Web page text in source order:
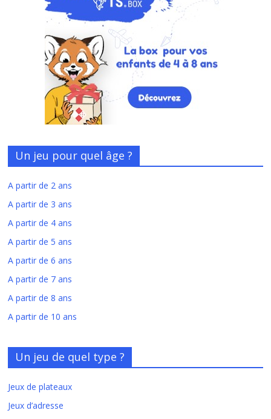
Un jeu pour quel âge ?
A partir de 2 ans
A partir de 3 ans
A partir de 4 ans
A partir de 5 ans
A partir de 6 ans
A partir de 7 ans
A partir de 8 ans
A partir de 10 ans
Un jeu de quel type ?
Jeux de plateaux
Jeux d’adresse